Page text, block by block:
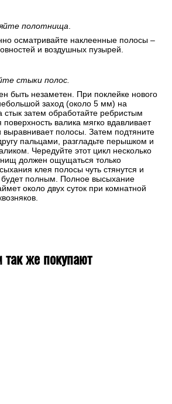
полотнища.
осматривайте наклеенные полосы –
и воздушных пузырей.
стыки полос.
быть незаметен. При поклейке нового
заход (около 5 мм) на
затем обработайте ребристым
валика мягко вдавливает
выравнивает полосы. Затем подтяните
пальцами, разгладьте перышком и
Чередуйте этот цикл несколько
должен ощущаться только
клея полосы чуть стянутся и
полным. Полное высыхание
около двух суток при комнатной
же покупают